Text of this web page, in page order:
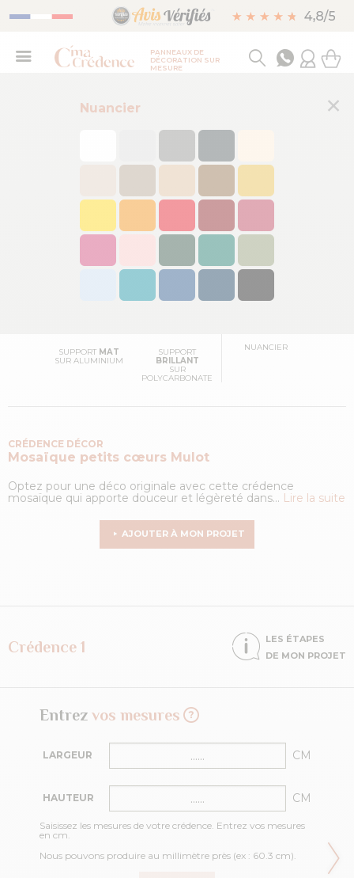
PANNEAUX DE
DÉCORATION SUR
MESURE
Nuancier ×
FORMAT
FORMAT FRISE
SUPPORT MAT
SUR ALUMINIUM
SUPPORT
BRILLANT
SUR
POLYCARBONATE
NUANCIER
CRÉDENCE DÉCOR
Mosaïque petits cœurs Mulot
Optez pour une déco originale avec cette crédence
mosaïque qui apporte douceur et légèreté dans... Lire la suite
AJOUTER À MON PROJET
Crédence 1
LES ÉTAPES
DE MON PROJET
Entrez vos mesures
LARGEUR CM
HAUTEUR CM
Saisissez les mesures de votre crédence. Entrez vos mesures
en cm.
Nous pouvons produire au millimètre près (ex : 60.3 cm).